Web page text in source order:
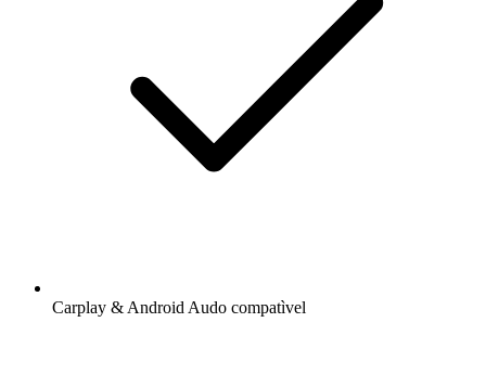
Carplay & Android Audo compatìvel